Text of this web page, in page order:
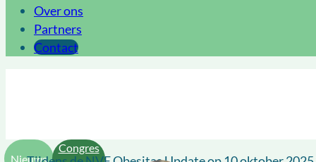
Over ons
Partners
Contact
Nieuws
Congres